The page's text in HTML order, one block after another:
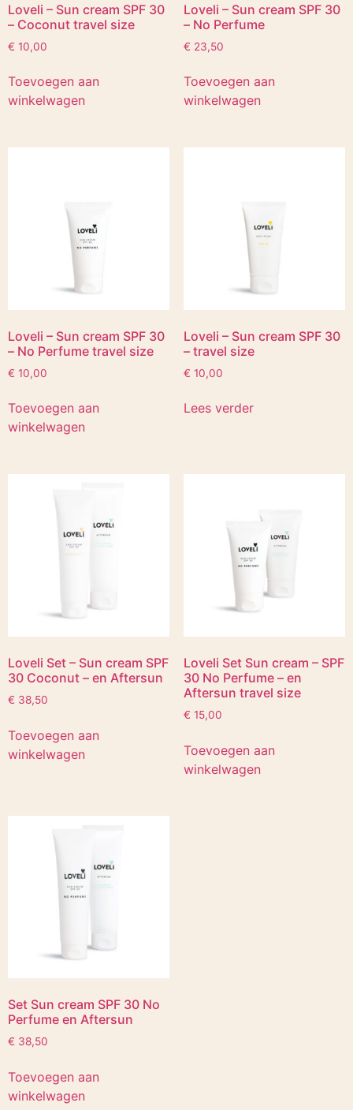
Loveli – Sun cream SPF 30
– Coconut travel size
€ 10,00
Toevoegen aan
winkelwagen
Loveli – Sun cream SPF 30
– No Perfume
€ 23,50
Toevoegen aan
winkelwagen
Loveli – Sun cream SPF 30
– No Perfume travel size
€ 10,00
Toevoegen aan
winkelwagen
Loveli – Sun cream SPF 30
– travel size
€ 10,00
Lees verder
Loveli Set – Sun cream SPF
30 Coconut – en Aftersun
€ 38,50
Toevoegen aan
winkelwagen
Loveli Set Sun cream – SPF
30 No Perfume – en
Aftersun travel size
€ 15,00
Toevoegen aan
winkelwagen
Set Sun cream SPF 30 No
Perfume en Aftersun
€ 38,50
Toevoegen aan
winkelwagen